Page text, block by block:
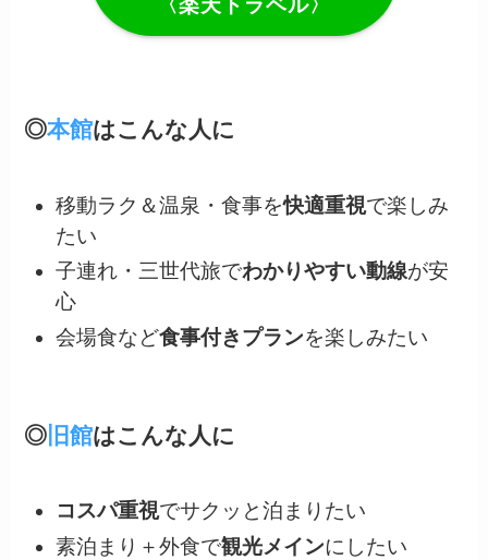
〈楽天トラベル〉
◎本館はこんな人に
移動ラク＆温泉・食事を快適重視で楽しみ
たい
子連れ・三世代旅でわかりやすい動線が安
心
会場食など食事付きプランを楽しみたい
◎ 旧館はこんな人に
コスパ重視でサクッと泊まりたい
素泊まり＋外食で観光メインにしたい